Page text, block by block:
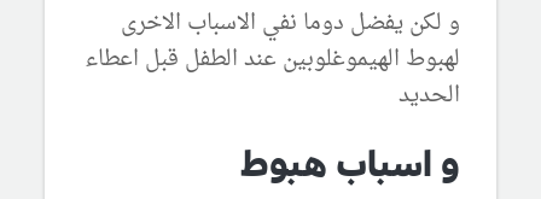
و لكن يفضل دوما نفي الاسباب الاخرى
لهبوط الهيموغلوبين عند الطفل قبل اعطاء
الحديد
و اسباب هبوط